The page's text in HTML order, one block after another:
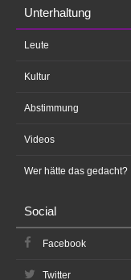
Unterhaltung
Leute
Kultur
Abstimmung
Videos
Wer hätte das gedacht?
Social
Facebook
Twitter